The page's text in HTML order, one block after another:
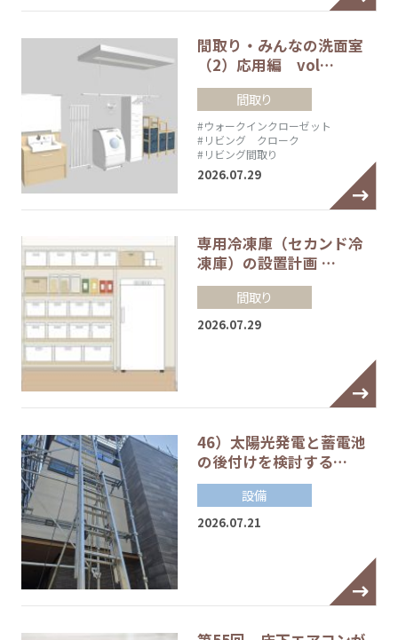
間取り・みんなの洗面室
（2）応用編 vol…
間取り
#ウォークインクローゼット
#リビング クローク
#リビング間取り
2026.07.29
専用冷凍庫（セカンド冷
凍庫）の設置計画 …
間取り
2026.07.29
46）太陽光発電と蓄電池
の後付けを検討する…
設備
2026.07.21